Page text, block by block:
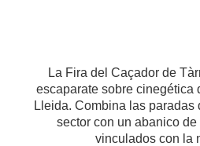
La Fira del Caçador de
escaparate sobre cinegética
Lleida. Combina las paradas
sector con un abanico
vinculados con la